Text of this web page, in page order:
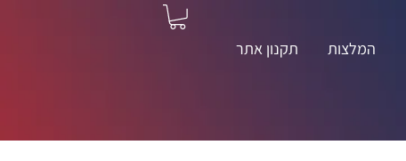
המלצות תקנון אתר